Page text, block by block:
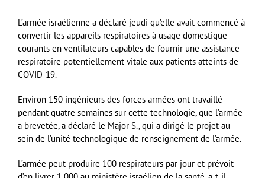
L’armée israélienne a déclaré jeudi qu’elle avait commencé à
convertir les appareils respiratoires à usage domestique
courants en ventilateurs capables de fournir une assistance
respiratoire potentiellement vitale aux patients atteints de
COVID-19.
Environ 150 ingénieurs des forces armées ont travaillé
pendant quatre semaines sur cette technologie, que l’armée
a brevetée, a déclaré le Major S., qui a dirigé le projet au
sein de l’unité technologique de renseignement de l’armée.
L’armée peut produire 100 respirateurs par jour et prévoit